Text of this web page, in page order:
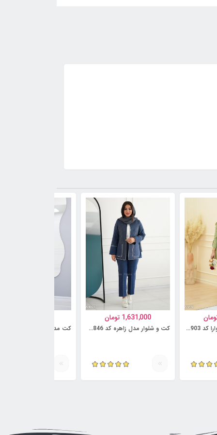
کت و شلوار مدل شیوارا کد 6230903
1,631,000 تومان
کت و شلوار مدل زاهره کد 6230846 کت مدل سروشا کد 6218735